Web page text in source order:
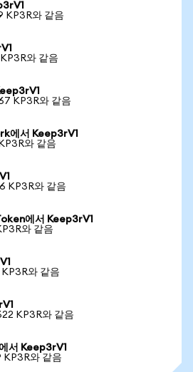
KP3R와 같음
와 같음
KP3R와 같음
에서 Keep3rV1
와 같음
KP3R와 같음
에서 Keep3rV1
와 같음
KP3R와 같음
KP3R와 같음
서 Keep3rV1
와 같음